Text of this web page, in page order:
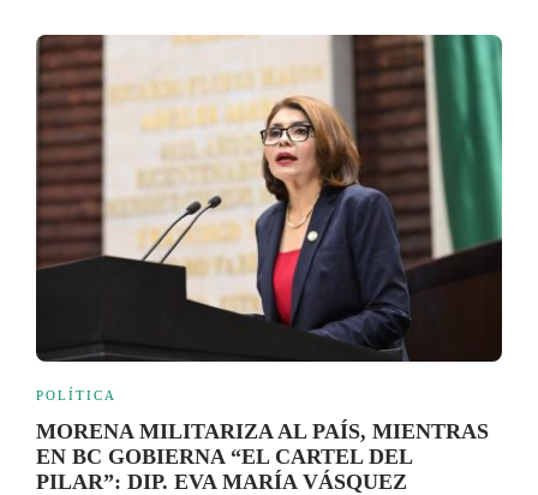
POLÍTICA
MORENA MILITARIZA AL PAÍS, MIENTRAS
EN BC GOBIERNA “EL CARTEL DEL
PILAR”: DIP. EVA MARÍA VÁSQUEZ